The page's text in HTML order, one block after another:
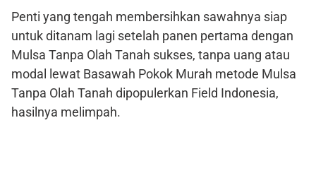
Penti yang tengah membersihkan sawahnya siap
untuk ditanam lagi setelah panen pertama dengan
Mulsa Tanpa Olah Tanah sukses, tanpa uang atau
modal lewat Basawah Pokok Murah metode Mulsa
Tanpa Olah Tanah dipopulerkan Field Indonesia,
hasilnya melimpah.